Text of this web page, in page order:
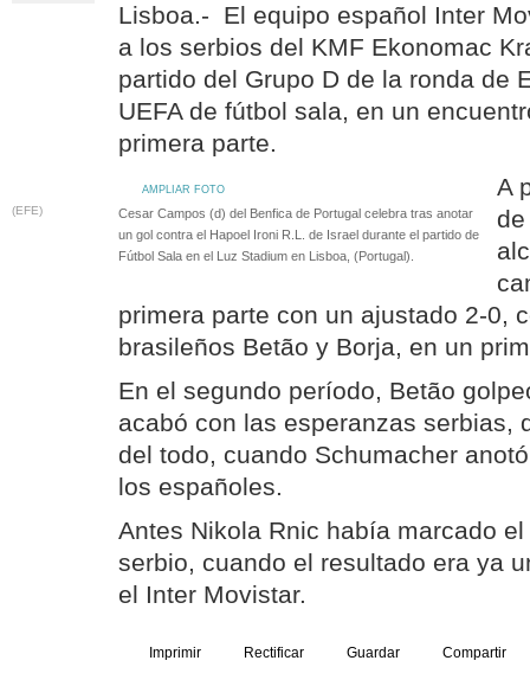
Lisboa.- El equipo español Inter
a los serbios del KMF Ekonomac
partido del Grupo D de la ronda de
UEFA de fútbol sala, en un
primera parte.
AMPLIAR FOTO
(EFE)
Cesar Campos (d) del Benfica de Portugal celebra tras anotar
un gol contra el Hapoel Ironi R.L. de Israel durante el partido de
Fútbol Sala en el Luz Stadium en Lisboa, (Portugal).
A
primera parte con un ajustado 2-0,
brasileños Betão y Borja, en un
En el segundo período, Betão
acabó con las esperanzas serbias,
del todo, cuando Schumacher
los españoles.
Antes Nikola Rnic había marcado
serbio, cuando el resultado era ya
el Inter Movistar.
Imprimir Rectificar Guardar Compartir